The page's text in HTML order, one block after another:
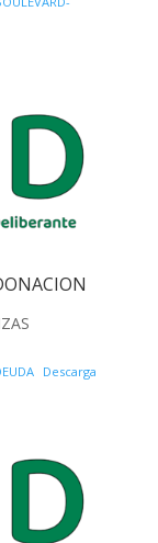
Descarga